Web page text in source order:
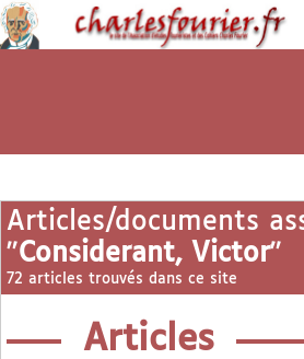
Articles/documents
"Considerant, Victor"
72 articles trouvés dans ce site
Articles